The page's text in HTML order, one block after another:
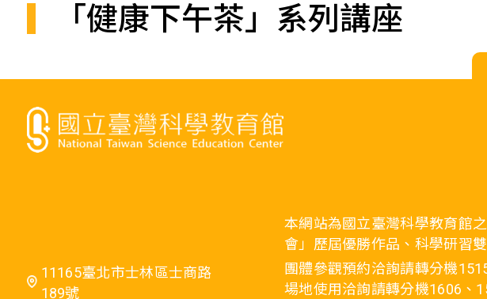
「健康下午茶」系列講座
11165臺北市士林區士商路
189號
本網站為國立臺灣科學教育館
會」歷屆優勝作品、科學研習
團體參觀預約洽詢請轉分機
場地使用洽詢請轉分機1606、